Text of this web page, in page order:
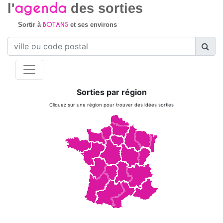
l'agenda des sorties
Sortir à BOTANSet ses environs
Sorties par région
Cliquez sur une région pour trouver des idées sorties